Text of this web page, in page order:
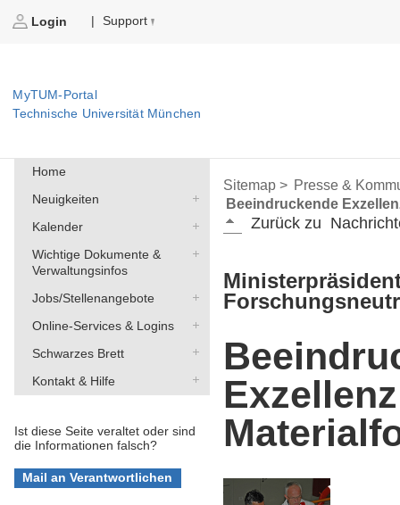
Login | Support
MyTUM-Portal
Technische Universität München
Home
Neuigkeiten
Kalender
Wichtige Dokumente &
Verwaltungsinfos
Jobs/Stellenangebote
Online-Services & Logins
Schwarzes Brett
Kontakt & Hilfe
Ist diese Seite veraltet oder sind
die Informationen falsch?
Sitemap > Presse &
Beeindruckende
Zurück zu